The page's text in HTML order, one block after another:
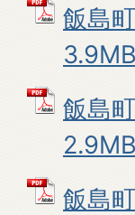
飯島
飯島
飯島